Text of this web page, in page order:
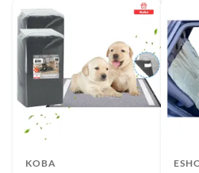
Para las MEDIDAS y DETALLES,
--------------
¡Visita nuestra pagina de tienda
descubrir mas productos de
KOBA